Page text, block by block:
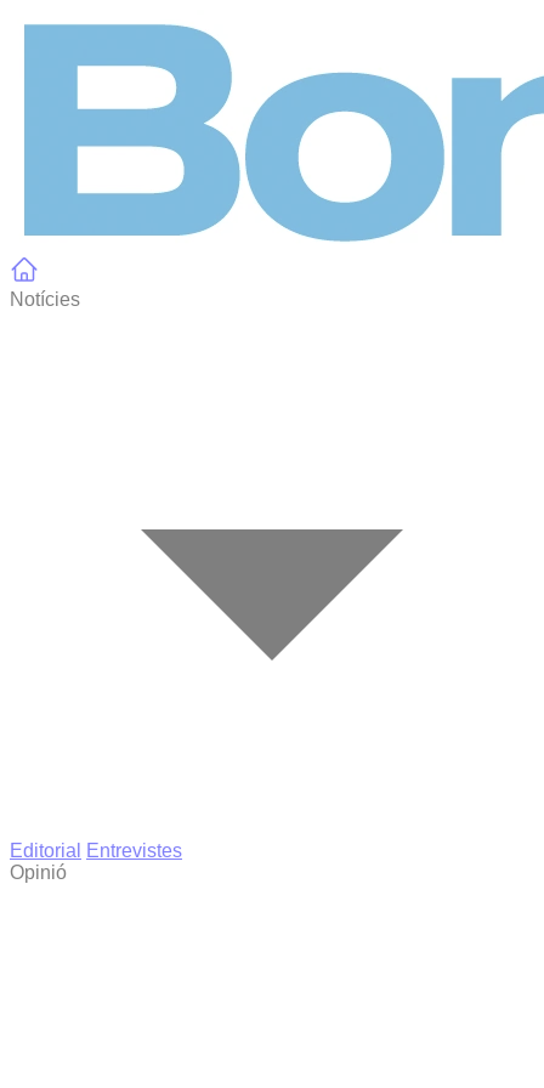
Notícies
Editorial
Entrevistes
Opinió